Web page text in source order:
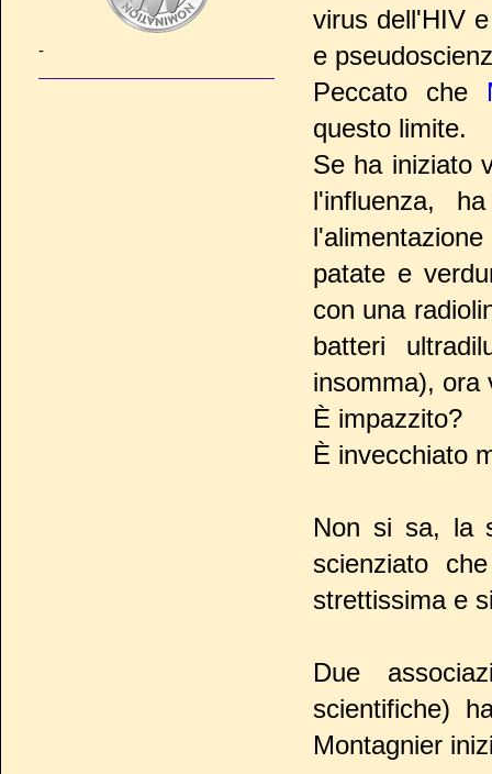
virus dell'HIV
e
Peccato che
questo limite.
Se ha iniziato
l'influenza,
patate e
con una
batteri
insomma), ora
È impazzito?
È invecchiato
Non si sa, la
scienziato
strettissima e
Due
scientifiche)
Montagnier
-